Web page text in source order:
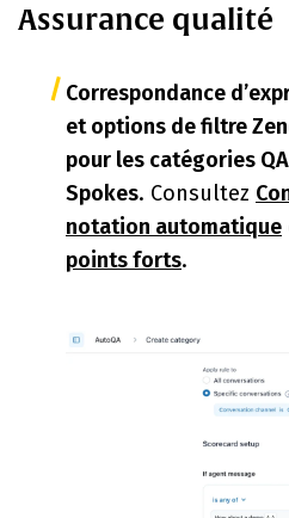
Assurance qualité
Correspondance
et options de filtre
pour les catégories
Spokes. Consultez
notation automatique
points forts.